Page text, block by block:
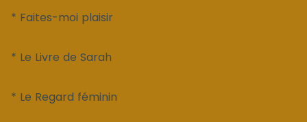
* Faites-moi plaisir
* Le Livre de Sarah
* Le Regard féminin